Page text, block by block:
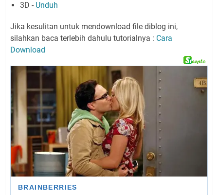
3D - Unduh
Jika kesulitan untuk mendownload file diblog ini,
silahkan baca terlebih dahulu tutorialnya : Cara
Download